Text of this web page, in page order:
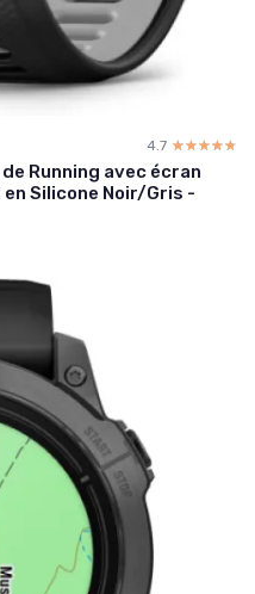
4.7 ☆☆☆☆☆
★★★★★
Running avec écran
en Silicone Noir/Gris -